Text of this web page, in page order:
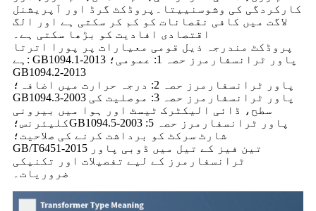
کارکردگی کی وشوسنییتا۔پروڈکٹ گرڈ اور آپریشنل
لاگت میں کافی نقصانات کو کم کر سکتی ہے اور الگ
اقتصادی افادیت کو بڑھا سکتی ہے۔
پروڈکٹ مندرجہ ذیل قومی معیارات پر پورا اترتا
ہے: GB1094.1-2013 پاور ٹرانسفارمرز حصہ 1: عمومی؛
GB1094.2-2013
پاور ٹرانسفارمرز حصہ 2: درجہ حرارت میں اضافہ؛
GB1094.3-2003 پاور ٹرانسفارمرز حصہ 3: موصلیت کی
سطح، ڈائی الیکٹرک ٹیسٹ اور ہوا میں بیرونی
کلیئرنس؛GB1094.5-2003 پاور ٹرانسفارمرز حصہ 5:
شارٹ سرکٹ کو برداشت کرنے کی صلاحیت؛
GB/T6451-2015 تین فیز کے تیل میں ڈوبی پاور
ٹرانسفارمرز کے لیے تفصیلات اور تکنیکی
ضروریات۔